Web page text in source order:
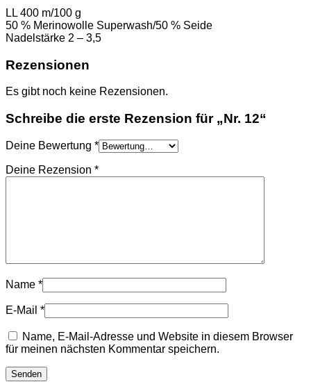
LL 400 m/100 g
50 % Merinowolle Superwash/50 % Seide
Nadelstärke 2 – 3,5
Rezensionen
Es gibt noch keine Rezensionen.
Schreibe die erste Rezension für „Nr. 12“
Deine Bewertung *
Deine Rezension *
Name *
E-Mail *
Name, E-Mail-Adresse und Website in diesem Browser
für meinen nächsten Kommentar speichern.